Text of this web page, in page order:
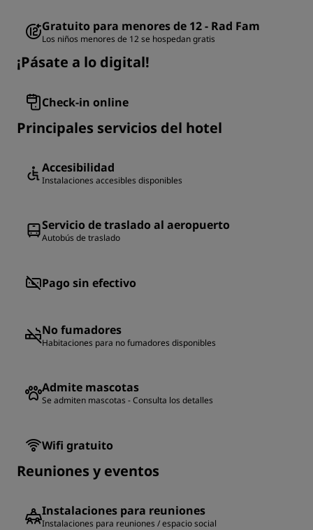
Gratuito para menores de 12 - Rad Fam
Los niños menores de 12 se hospedan gratis
¡Pásate a lo digital!
Check-in online
Principales servicios del hotel
Accesibilidad
Instalaciones accesibles disponibles
Servicio de traslado al aeropuerto
Autobús de traslado
Pago sin efectivo
No fumadores
Habitaciones para no fumadores disponibles
Admite mascotas
Se admiten mascotas - Consulta los detalles
Wifi gratuito
Reuniones y eventos
Instalaciones para reuniones
Instalaciones para reuniones / espacio social